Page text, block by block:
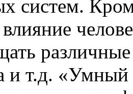
систем.
и т.д.